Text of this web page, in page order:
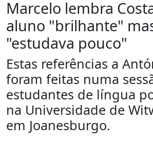
Marcelo lembra
aluno "brilhante"
"estudava pouco"
Estas referências a
foram feitas numa
estudantes de língua
na Universidade de
em Joanesburgo.